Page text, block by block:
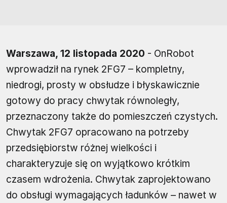
Warszawa, 12 listopada 2020 - OnRobot
wprowadził na rynek 2FG7 – kompletny,
niedrogi, prosty w obsłudze i błyskawicznie
gotowy do pracy chwytak równoległy,
przeznaczony także do pomieszczeń czystych.
Chwytak 2FG7 opracowano na potrzeby
przedsiębiorstw różnej wielkości i
charakteryzuje się on wyjątkowo krótkim
czasem wdrożenia. Chwytak zaprojektowano
do obsługi wymagających ładunków – nawet w